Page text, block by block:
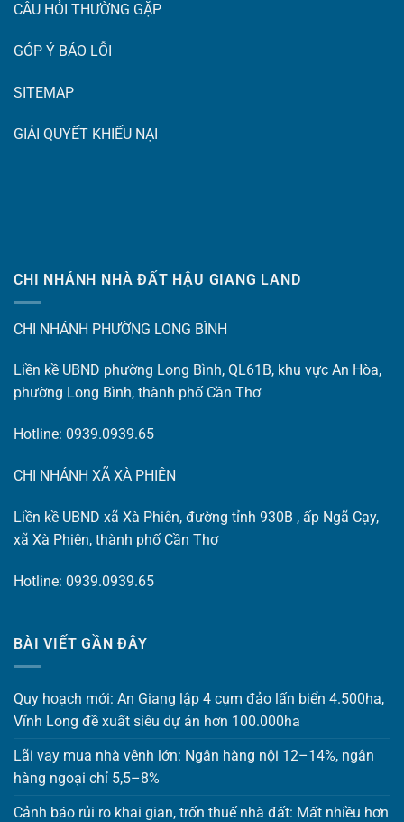
CÂU HỎI THƯỜNG GẶP
GÓP Ý BÁO LỖI
SITEMAP
GIẢI QUYẾT KHIẾU NẠI
CHI NHÁNH NHÀ ĐẤT HẬU GIANG LAND
CHI NHÁNH PHƯỜNG LONG BÌNH
Liền kề UBND phường Long Bình, QL61B, khu vực An Hòa,
phường Long Bình, thành phố Cần Thơ
Hotline: 0939.0939.65
CHI NHÁNH XÃ XÀ PHIÊN
Liền kề UBND xã Xà Phiên, đường tỉnh 930B , ấp Ngã Cạy,
xã Xà Phiên, thành phố Cần Thơ
Hotline: 0939.0939.65
BÀI VIẾT GẦN ĐÂY
Quy hoạch mới: An Giang lập 4 cụm đảo lấn biển 4.500ha,
Vĩnh Long đề xuất siêu dự án hơn 100.000ha
Lãi vay mua nhà vênh lớn: Ngân hàng nội 12–14%, ngân
hàng ngoại chỉ 5,5–8%
Cảnh báo rủi ro khai gian, trốn thuế nhà đất: Mất nhiều hơn